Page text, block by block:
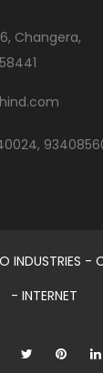
Changera,
INDUSTRIES -
- INTERNET